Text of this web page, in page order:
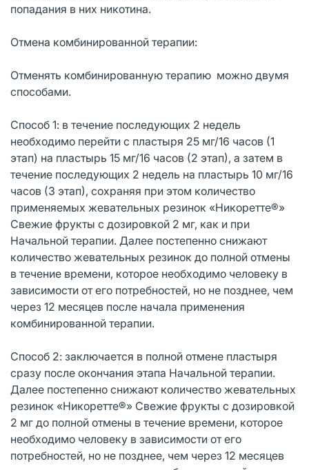
попадания в них никотина.
Отмена комбинированной терапии:
Отменять комбинированную терапию можно двумя
способами.
Способ 1: в течение последующих 2 недель
необходимо перейти с пластыря 25 мг/16 часов (1
этап) на пластырь 15 мг/16 часов (2 этап), а затем в
течение последующих 2 недель на пластырь 10 мг/16
часов (3 этап), сохраняя при этом количество
применяемых жевательных резинок «Никоретте®»
Свежие фрукты с дозировкой 2 мг, как и при
Начальной терапии. Далее постепенно снижают
количество жевательных резинок до полной отмены
в течение времени, которое необходимо человеку в
зависимости от его потребностей, но не позднее, чем
через 12 месяцев после начала применения
комбинированной терапии.
Способ 2: заключается в полной отмене пластыря
сразу после окончания этапа Начальной терапии.
Далее постепенно снижают количество жевательных
резинок «Никоретте®» Свежие фрукты с дозировкой
2 мг до полной отмены в течение времени, которое
необходимо человеку в зависимости от его
потребностей, но не позднее, чем через 12 месяцев